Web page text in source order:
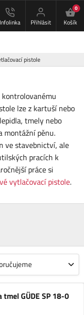
Infolinka Přihlásit
0
Košík
pistole
lze z kartuší nebo
tmely nebo
montážní pěnu.
ve stavebnictví, ale
pracích k
práce si
vytlačovací pistole.
GÜDE SP 18-0